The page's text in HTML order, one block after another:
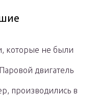
которые не были
двигатель
производились в